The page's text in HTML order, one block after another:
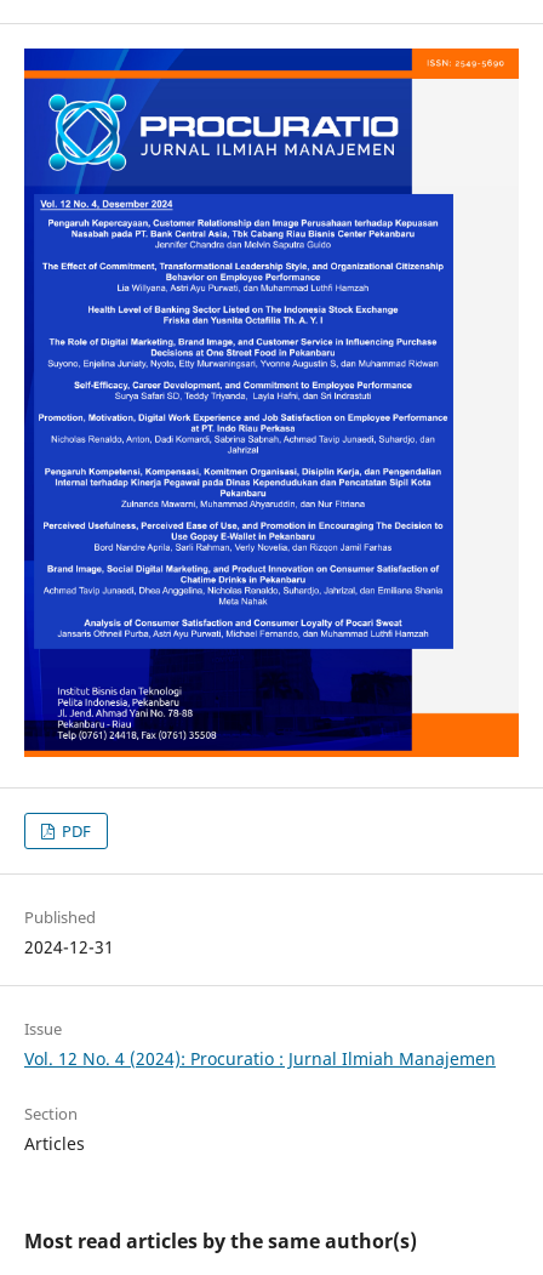
PDF
Published
2024-12-31
Issue
Vol. 12 No. 4 (2024): Procuratio : Jurnal Ilmiah Manajemen
Section
Articles
Most read articles by the same author(s)